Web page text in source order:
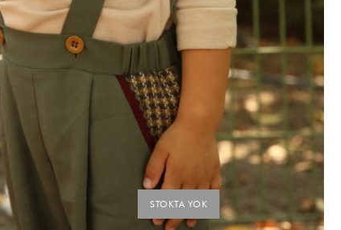
STOKTA YOK